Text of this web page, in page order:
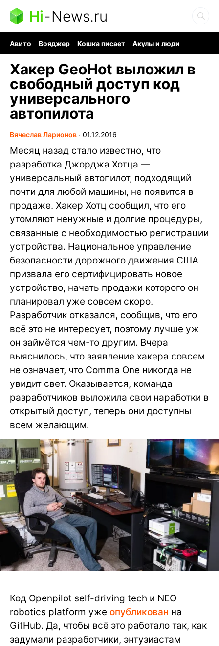
Hi-News.ru
Авито Вояджер Кошка писает
Акулы и люди
Хакер GeoHot выложил в
свободный доступ код
универсального
автопилота
Вячеслав Ларионов ∙ 01.12.2016
Месяц назад стало известно, что
разработка Джорджа Хотца —
универсальный автопилот, подходящий
почти для любой машины, не появится в
продаже. Хакер Хотц сообщил, что его
утомляют ненужные и долгие процедуры,
связанные с необходимостью регистрации
устройства. Национальное управление
безопасности дорожного движения США
призвала его сертифицировать новое
устройство, начать продажи которого он
планировал уже совсем скоро.
Разработчик отказался, сообщив, что его
всё это не интересует, поэтому лучше уж
он займётся чем-то другим. Вчера
выяснилось, что заявление хакера совсем
не означает, что Comma One никогда не
увидит свет. Оказывается, команда
разработчиков выложила свои наработки в
открытый доступ, теперь они доступны
всем желающим.
Код Openpilot self-driving tech и NEO
robotics platform уже опубликован на
GitHub. Да, чтобы всё это работало так, как
задумали разработчики, энтузиастам